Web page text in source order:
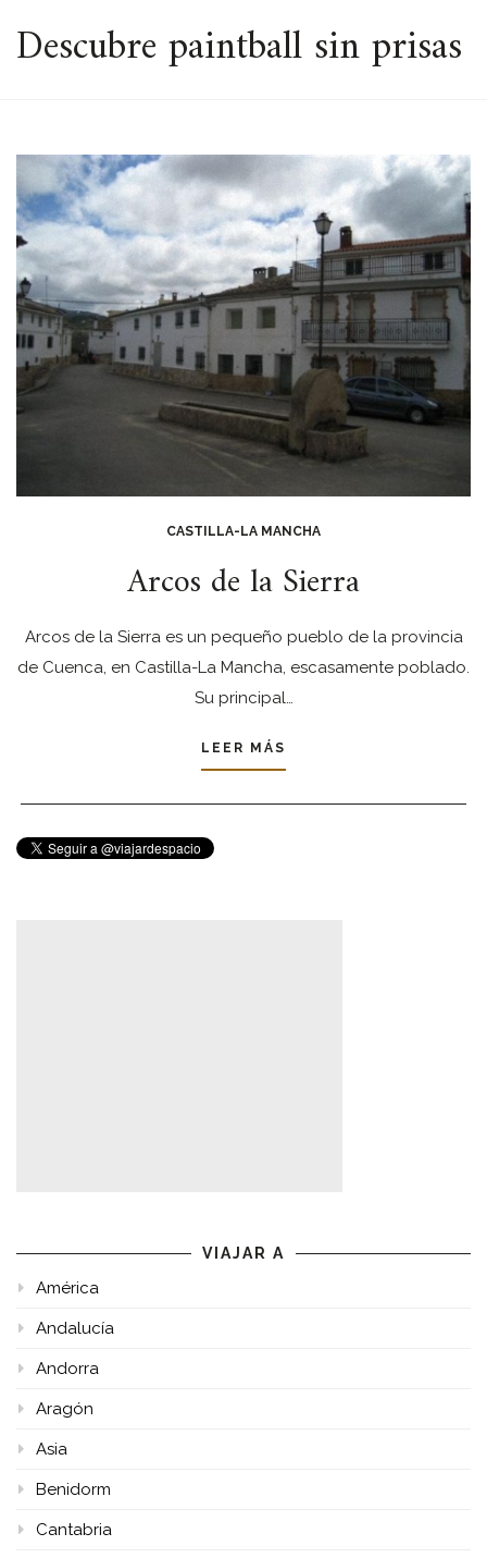
ESPACIO
Descubre paintball sin prisas
CASTILLA-LA MANCHA
Arcos de la Sierra
Arcos de la Sierra es un pequeño pueblo de la provincia
de Cuenca, en Castilla-La Mancha, escasamente poblado.
Su principal…
LEER MÁS
VIAJAR A
América
Andalucía
Andorra
Aragón
Asia
Benidorm
Cantabria